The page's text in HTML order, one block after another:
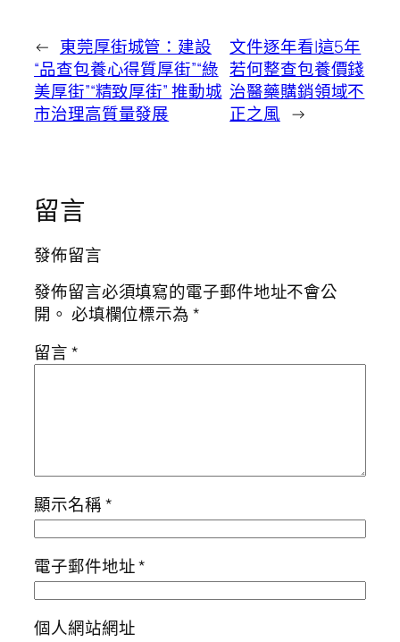
← 東莞厚街城管：建設
“品查包養心得質厚街”“綠
美厚街”“精致厚街” 推動城
市治理高質量發展
文件逐年看|這5年
若何整查包養價錢
治醫藥購銷領域不
正之風 →
留言
發佈留言
發佈留言必須填寫的電子郵件地址不會公
開。 必填欄位標示為*
留言*
顯示名稱*
電子郵件地址*
個人網站網址